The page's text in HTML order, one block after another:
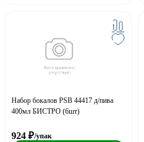
Набор бокалов PSB 44417 д/пива
400мл БИСТРО (6шт)
924 ₽/упак